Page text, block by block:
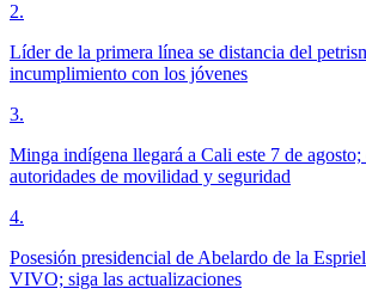
2.
Líder de la primera línea se distancia del
incumplimiento con los jóvenes
3.
Minga indígena llegará a Cali este 7 de agosto;
autoridades de movilidad y seguridad
4.
Posesión presidencial de Abelardo de la
VIVO; siga las actualizaciones